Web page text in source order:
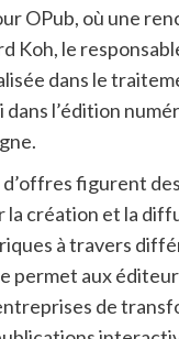
OPub, où une
Koh, le
dans le
dans l’édition
d’offres figurent
la création et la
à travers
permet aux
de